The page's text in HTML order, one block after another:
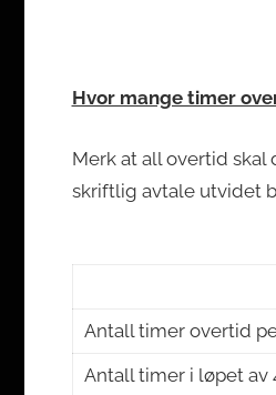
Hvor mange timer
Merk at all overtid
skriftlig avtale utvidet
Antall timer overtid
Antall timer i løpet av